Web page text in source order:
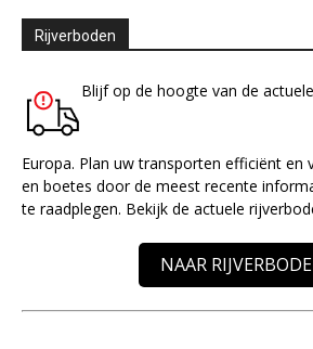
Rijverboden
Blijf op de hoogte van de
Europa. Plan uw transporten efficiënt en
en boetes door de meest recente
te raadplegen. Bekijk de actuele
NAAR